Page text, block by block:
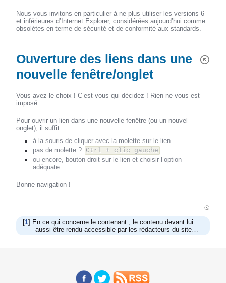
Nous vous invitons en particulier à ne plus utiliser les versions 6
et inférieures d’Internet Explorer, considérées aujourd’hui comme
obsolètes en terme de sécurité et de conformité aux standards.
Ouverture des liens dans une
nouvelle fenêtre/onglet
Vous avez le choix ! C’est vous qui décidez ! Rien ne vous est
imposé.
Pour ouvrir un lien dans une nouvelle fenêtre (ou un nouvel
onglet), il suffit :
à la souris de cliquer avec la molette sur le lien
pas de molette ? Ctrl + clic gauche
ou encore, bouton droit sur le lien et choisir l’option
adéquate
Bonne navigation !
[1] En ce qui concerne le contenant ; le contenu devant lui
aussi être rendu accessible par les rédacteurs du site…